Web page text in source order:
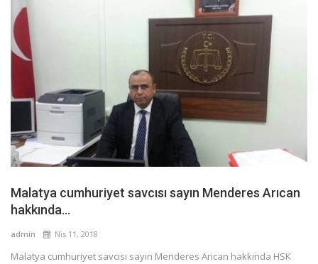
Malatya cumhuriyet savcısı sayın Menderes Arıcan
hakkında...
admin Nis 11, 2018
Malatya cumhuriyet savcısı sayın Menderes Arıcan hakkında HSK